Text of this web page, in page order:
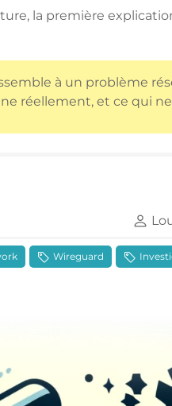
la première
à un problème
réellement, et ce qui
Wireguard